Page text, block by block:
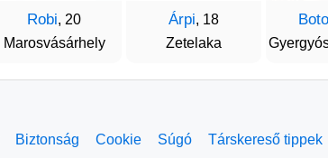
Robi, 20
Marosvásárhely
Árpi, 18
Zetelaka
Biztonság Cookie Súgó Társkereső tippek